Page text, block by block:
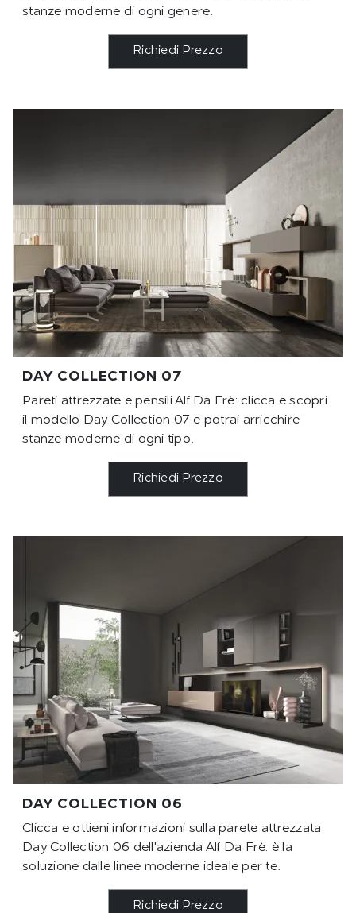
stanze moderne di ogni genere.
Richiedi Prezzo
DAY COLLECTION 07
Pareti attrezzate e pensili Alf Da Frè: clicca e scopri
il modello Day Collection 07 e potrai arricchire
stanze moderne di ogni tipo.
Richiedi Prezzo
DAY COLLECTION 06
Clicca e ottieni informazioni sulla parete attrezzata
Day Collection 06 dell'azienda Alf Da Frè: è la
soluzione dalle linee moderne ideale per te.
Richiedi Prezzo